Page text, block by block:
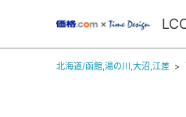
北海道/函館,湯の川,大沼,江差